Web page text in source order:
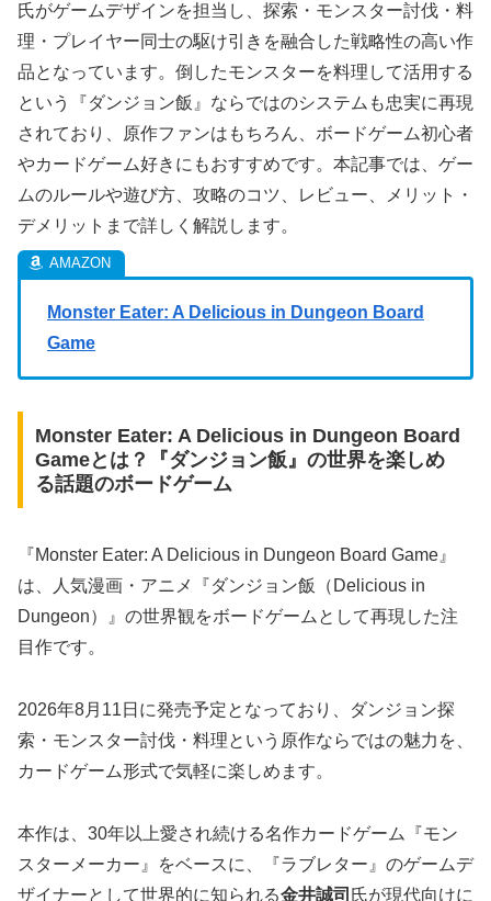
氏がゲームデザインを担当し、探索・モンスター討伐・料
理・プレイヤー同士の駆け引きを融合した戦略性の高い作
品となっています。倒したモンスターを料理して活用する
という『ダンジョン飯』ならではのシステムも忠実に再現
されており、原作ファンはもちろん、ボードゲーム初心者
やカードゲーム好きにもおすすめです。本記事では、ゲー
ムのルールや遊び方、攻略のコツ、レビュー、メリット・
デメリットまで詳しく解説します。
Monster Eater: A Delicious in Dungeon Board
Game
Monster Eater: A Delicious in Dungeon Board
Gameとは？『ダンジョン飯』の世界を楽しめ
る話題のボードゲーム
『Monster Eater: A Delicious in Dungeon Board Game』
は、人気漫画・アニメ『ダンジョン飯（Delicious in
Dungeon）』の世界観をボードゲームとして再現した注
目作です。
2026年8月11日に発売予定となっており、ダンジョン探
索・モンスター討伐・料理という原作ならではの魅力を、
カードゲーム形式で気軽に楽しめます。
本作は、30年以上愛され続ける名作カードゲーム『モン
スターメーカー』をベースに、『ラブレター』のゲームデ
ザイナーとして世界的に知られる金井誠司 氏が現代向けに